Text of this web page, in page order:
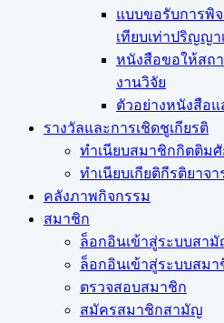
แบบขอรับการพิ
เทียบเท่าปริญญา
หนังสือขอให้สถ
งานวิจัย
ตัวอย่างหนังสือ
รางวัลและการเชิดชูเกียรติ
ทำเนียบสมาชิกกิตติม
ทำเนียบเกียติกีรติยาจา
คลังภาพกิจกรรม
สมาชิก
ล็อกอินเข้าสู่ระบบสา
ล็อกอินเข้าสู่ระบบสม
ตรวจสอบสมาชิก
สมัครสมาชิกสามัญ